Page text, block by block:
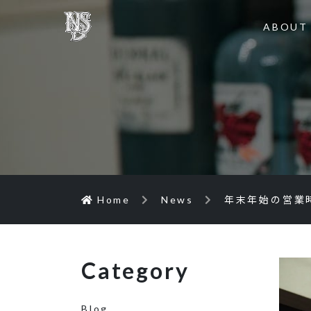
ABOUT
Home News 年末年始の営業
Category
Blog